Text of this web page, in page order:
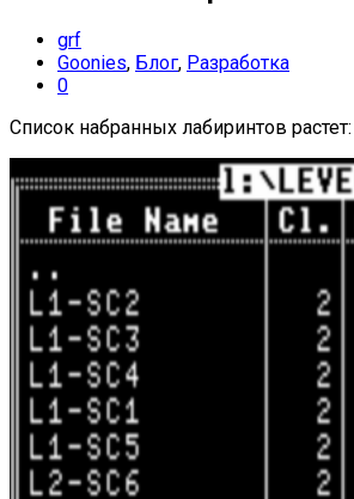
grf
Goonies, Блог, Разработка
0
Список набранных лабиринтов растет: